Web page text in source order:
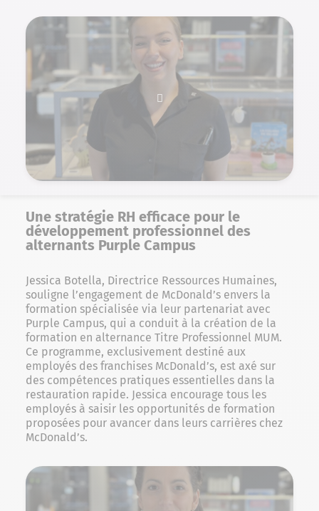
Une stratégie RH efficace pour le
développement professionnel des
alternants Purple Campus
Jessica Botella, Directrice Ressources Humaines,
souligne l’engagement de McDonald’s envers la
formation spécialisée via leur partenariat avec
Purple Campus, qui a conduit à la création de la
formation en alternance Titre Professionnel MUM.
Ce programme, exclusivement destiné aux
employés des franchises McDonald’s, est axé sur
des compétences pratiques essentielles dans la
restauration rapide. Jessica encourage tous les
employés à saisir les opportunités de formation
proposées pour avancer dans leurs carrières chez
McDonald’s.